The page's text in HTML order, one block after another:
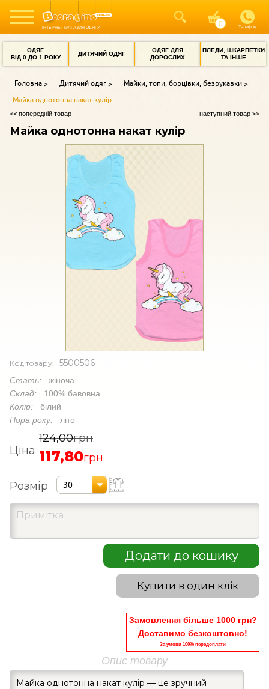
ІНТЕРНЕТ-МАГАЗИН ОДЯГУ Телефон
ОДЯГ
ВІД 0 ДО 1 РОКУ
ДИТЯЧИЙ ОДЯГ
ОДЯГ ДЛЯ
ДОРОСЛИХ
ПЛЕДИ, ШКАРПЕТКИ
ТА ІНШЕ
Головна Дитячий одяг
Майки, топи, борцівки, безрукавки
Майка однотонна накат кулір
<< попередній товар наступний товар >>
Майка однотонна накат кулір
Код товару: 5500506
Стать: жіноча
Склад: 100% бавовна
Колір: білий
Пора року: літо
Ціна
124,00грн
117,80грн
Розмір 30
Додати до кошику
Купити в один клік
Замовлення більше 1000 грн?
Доставимо безкоштовно!
За умови 100% передоплати
Опис товару
Майка однотонна накат кулір — це зручний